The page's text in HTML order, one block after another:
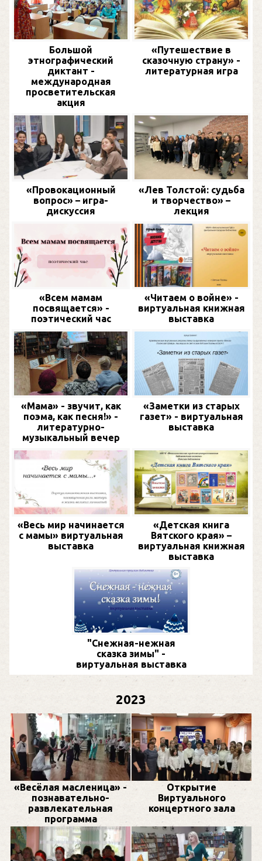
Большой
этнографический
диктант -
международная
просветительская
акция
«Путешествие в
сказочную страну» -
литературная игра
«Провокационный
вопрос» – игра-
дискуссия
«Лев Толстой: судьба
и творчество» –
лекция
«Всем мамам
посвящается» -
поэтический час
«Читаем о войне» -
виртуальная книжная
выставка
«Мама» - звучит, как
поэма, как песня!» -
литературно-
музыкальный вечер
«Заметки из старых
газет» - виртуальная
выставка
«Весь мир начинается
с мамы» виртуальная
выставка
«Детская книга
Вятского края» –
виртуальная книжная
выставка
"Снежная-нежная
сказка зимы" -
виртуальная выставка
2023
«Весёлая масленица» -
познавательно-
развлекательная
программа
Открытие
Виртуального
концертного зала